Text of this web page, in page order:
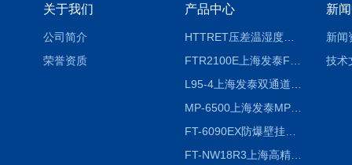
关于我们
公司简介
荣誉资质
产品中心
HTTRET压差温湿度显示屏
MP-6500上海发泰MP-6500 压力记录器
FT-6090EX防爆壁挂式沼气分析检测仪
FT-NW18R3上海高精度温度记录仪
新
新闻
技术